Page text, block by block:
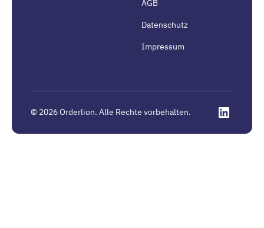
AGB
Datenschutz
Impressum
© 2026Orderlion. Alle Rechte vorbehalten.